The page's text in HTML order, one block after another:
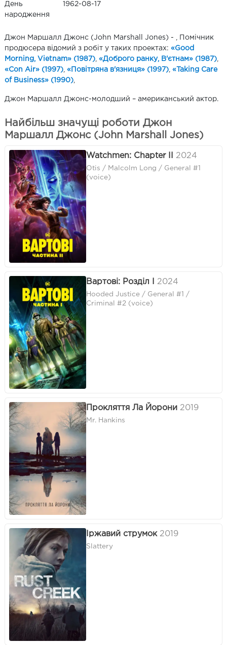
День
народження
1962-08-17
Джон Маршалл Джонс (John Marshall Jones) - , Помічник
продюсера відомий з робіт у таких проектах: «Good
Morning, Vietnam» (1987) «Доброго ранку, В'єтнам» (1987)
«Con Air» (1997) «Повітряна в'язниця» (1997) «Taking Care
of Business» (1990)
Джон Маршалл Джонс-молодший – американський актор.
Найбільш значущі роботи Джон
Маршалл Джонс (John Marshall Jones)
Watchmen: Chapter II 2024
Otis / Malcolm Long / General #1
(voice)
Вартові: Розділ I 2024
Hooded Justice / General #1 /
Criminal #2 (voice)
Прокляття Ла Йорони 2019
Mr. Hankins
Іржавий струмок 2019
Slattery